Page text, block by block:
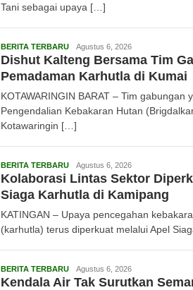
Tani sebagai upaya […]
BERITA TERBARURedaksi
Agustus 6, 2026
Dishut Kalteng Bersama Tim
Pemadaman Karhutla di Kumai
KOTAWARINGIN BARAT – Tim gabungan
Pengendalian Kebakaran Hutan
Kotawaringin […]
BERITA TERBARURedaksi
Agustus 6, 2026
Kolaborasi Lintas Sektor
Siaga Karhutla di Kamipang
KATINGAN – Upaya pencegahan
(karhutla) terus diperkuat melalui Apel
BERITA TERBARURedaksi
Agustus 6, 2026
Kendala Air Tak Surutkan